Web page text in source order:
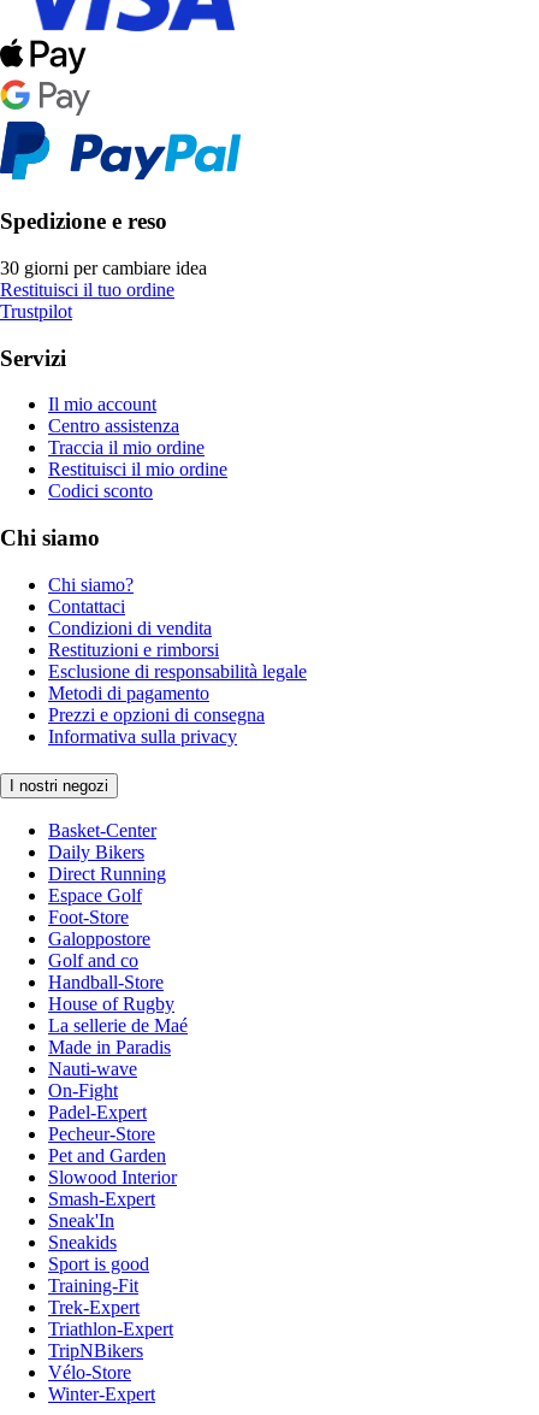
Spedizione e reso
30 giorni per cambiare idea
Restituisci il tuo ordine
Trustpilot
Servizi
Il mio account
Centro assistenza
Traccia il mio ordine
Restituisci il mio ordine
Codici sconto
Chi siamo
Chi siamo?
Contattaci
Condizioni di vendita
Restituzioni e rimborsi
Esclusione di responsabilità legale
Metodi di pagamento
Prezzi e opzioni di consegna
Informativa sulla privacy
I nostri negozi
Basket-Center
Daily Bikers
Direct Running
Espace Golf
Foot-Store
Galoppostore
Golf and co
Handball-Store
House of Rugby
La sellerie de Maé
Made in Paradis
Nauti-wave
On-Fight
Padel-Expert
Pecheur-Store
Pet and Garden
Slowood Interior
Smash-Expert
Sneak'In
Sneakids
Sport is good
Training-Fit
Trek-Expert
Triathlon-Expert
TripNBikers
Vélo-Store
Winter-Expert